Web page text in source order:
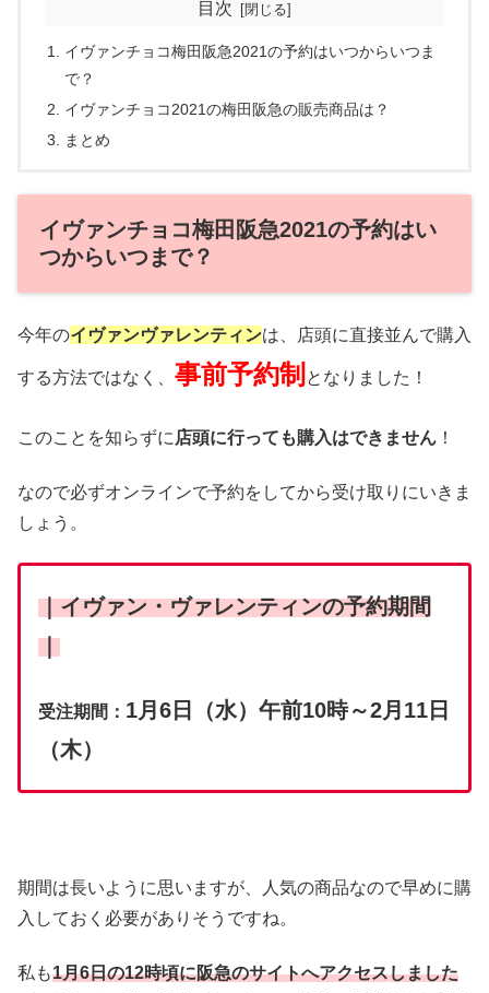
目次
イヴァンチョコ梅田阪急2021の予約はいつからいつま
で？
イヴァンチョコ2021の梅田阪急の販売商品は？
まとめ
イヴァンチョコ梅田阪急2021の予約はい
つからいつまで？
今年のイヴァンヴァレンティンは、店頭に直接並んで購入
する方法ではなく、 事前予約制 となりました！
このことを知らずに 店頭に行っても購入はできません ！
なので必ずオンラインで予約をしてから受け取りにいきま
しょう。
｜イヴァン・ヴァレンティンの予約期間
｜
受注期間： 1月6日（水）午前10時～2月11日
（木）
期間は長いように思いますが、人気の商品なので早めに購
入しておく必要がありそうですね。
私も1月6日の12時頃に阪急のサイトへアクセスしました